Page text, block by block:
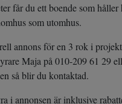
får du ett boende som håller
som utomhus.
annons för en 3 rok i
Maja på 010-209 61 29
så blir du kontaktad.
i annonsen är inklusive